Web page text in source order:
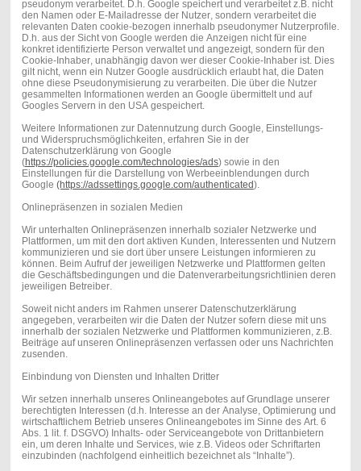
pseudonym verarbeitet. D.h. Google speichert und verarbeitet z.B. nicht
den Namen oder E-Mailadresse der Nutzer, sondern verarbeitet die
relevanten Daten cookie-bezogen innerhalb pseudonymer Nutzerprofile.
D.h. aus der Sicht von Google werden die Anzeigen nicht für eine
konkret identifizierte Person verwaltet und angezeigt, sondern für den
Cookie-Inhaber, unabhängig davon wer dieser Cookie-Inhaber ist. Dies
gilt nicht, wenn ein Nutzer Google ausdrücklich erlaubt hat, die Daten
ohne diese Pseudonymisierung zu verarbeiten. Die über die Nutzer
gesammelten Informationen werden an Google übermittelt und auf
Googles Servern in den USA gespeichert.
Weitere Informationen zur Datennutzung durch Google, Einstellungs-
und Widerspruchsmöglichkeiten, erfahren Sie in der
Datenschutzerklärung von Google
(https://policies.google.com/technologies/ads) sowie in den
Einstellungen für die Darstellung von Werbeeinblendungen durch
Google (https://adssettings.google.com/authenticated).
Onlinepräsenzen in sozialen Medien
Wir unterhalten Onlinepräsenzen innerhalb sozialer Netzwerke und
Plattformen, um mit den dort aktiven Kunden, Interessenten und Nutzern
kommunizieren und sie dort über unsere Leistungen informieren zu
können. Beim Aufruf der jeweiligen Netzwerke und Plattformen gelten
die Geschäftsbedingungen und die Datenverarbeitungsrichtlinien deren
jeweiligen Betreiber.
Soweit nicht anders im Rahmen unserer Datenschutzerklärung
angegeben, verarbeiten wir die Daten der Nutzer sofern diese mit uns
innerhalb der sozialen Netzwerke und Plattformen kommunizieren, z.B.
Beiträge auf unseren Onlinepräsenzen verfassen oder uns Nachrichten
zusenden.
Einbindung von Diensten und Inhalten Dritter
Wir setzen innerhalb unseres Onlineangebotes auf Grundlage unserer
berechtigten Interessen (d.h. Interesse an der Analyse, Optimierung und
wirtschaftlichem Betrieb unseres Onlineangebotes im Sinne des Art. 6
Abs. 1 lit. f. DSGVO) Inhalts- oder Serviceangebote von Drittanbietern
ein, um deren Inhalte und Services, wie z.B. Videos oder Schriftarten
einzubinden (nachfolgend einheitlich bezeichnet als “Inhalte”).